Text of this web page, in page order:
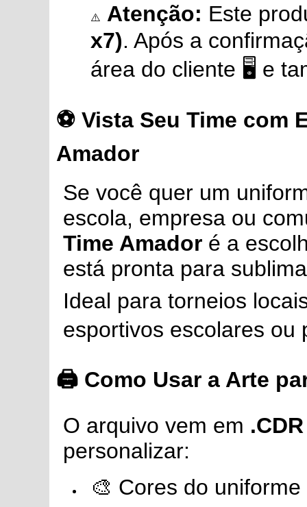
⚠️ Atenção: Este
x7). Após a
área do cliente 🖥️ e
⚽ Vista Seu Time com
Amador
Se você quer um
escola, empresa ou
Time Amador é a
está pronta para
Ideal para torneios
esportivos escolares ou
🖨️ Como Usar a Arte
O arquivo vem em
personalizar:
🎨 Cores do uniforme